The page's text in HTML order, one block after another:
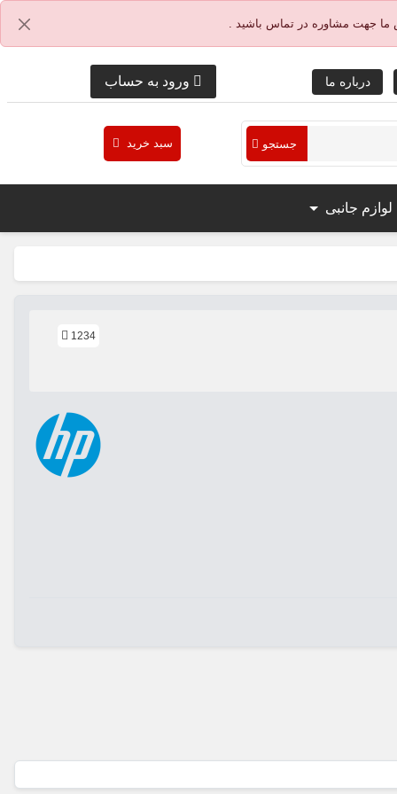
ما جهت مشاوره در تماس باشید .
درباره ما ورود به حساب
جستجو سبد خرید
لوازم جانبی
1234